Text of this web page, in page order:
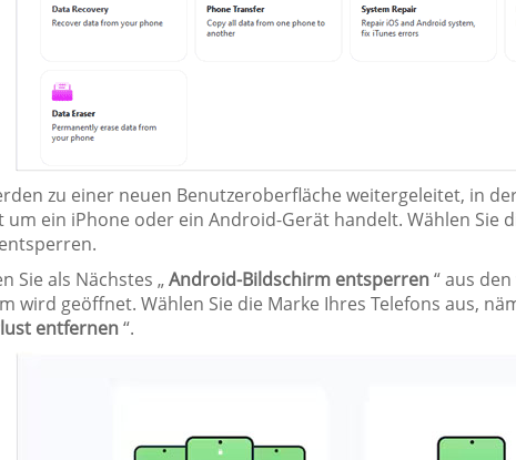
zu einer neuen Benutzeroberfläche weitergeleitet, in
um ein iPhone oder ein Android-Gerät handelt. Wählen Sie
Sie als Nächstes „Android-Bildschirm entsperren“ aus
wird geöffnet. Wählen Sie die Marke Ihres Telefons aus,
entfernen“.